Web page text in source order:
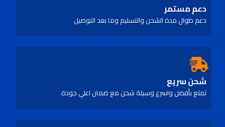
دعم مستمر
دعم طوال مدة الشحن والتسليم وما بعد التوصيل
شحن سريع
تمتع بأفضل واسرع وسيلة شحن مع ضمان اعلي جودة